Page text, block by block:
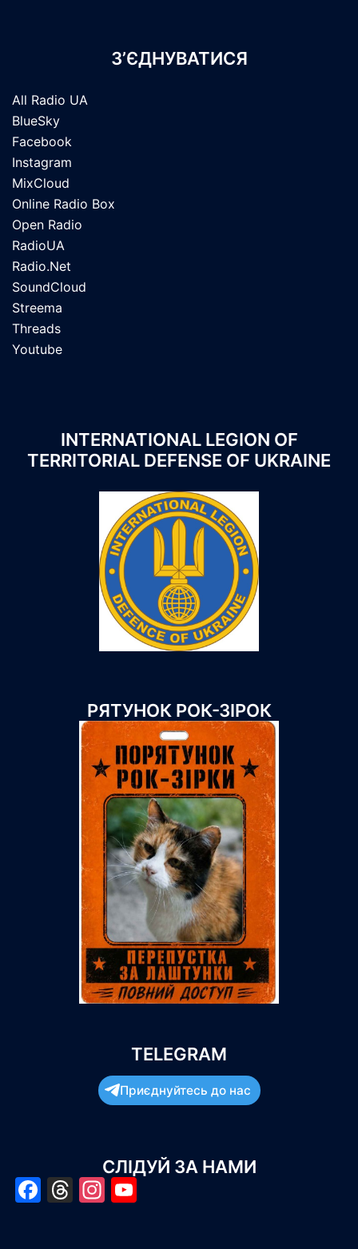
З’ЄДНУВАТИСЯ
All Radio UA
BlueSky
Facebook
Instagram
MixCloud
Online Radio Box
Open Radio
RadioUA
Radio.Net
SoundCloud
Streema
Threads
Youtube
INTERNATIONAL LEGION OF
TERRITORIAL DEFENSE OF UKRAINE
РЯТУНОК РОК-ЗІРОК
TELEGRAM
Приєднуйтесь до нас
СЛІДУЙ ЗА НАМИ
Facebook
Threads
Instagram